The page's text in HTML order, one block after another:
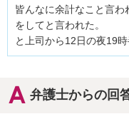
皆んなに余計なこと言わ
をしてと言われた。
と上司から12日の夜19
弁護士からの回